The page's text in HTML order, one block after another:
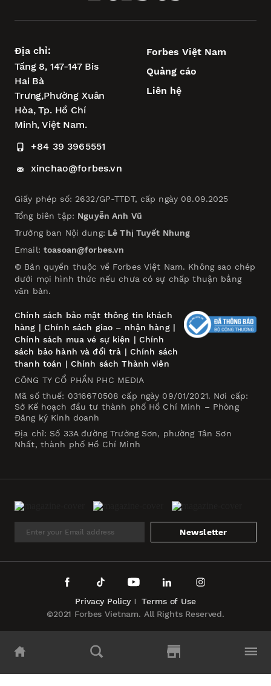
Địa chỉ:
Tầng 8, 147-147 Bis
Hai Bà
Trưng,Phường Xuân
Hòa,Tp. Hồ Chí
Minh, Việt Nam.
+84 39 3965551
xinchao@forbes.vn
Forbes Việt Nam
Quảng cáo
Liên hệ
Giấy phép số: 2632/GP-TTĐT, cấp ngày 08.09.2025
Tổng biên tập: Nguyễn Anh Vũ
Trưởng ban Nội dung: Lê Thị Tuyết Nhung
Email: toasoan@forbes.vn
© Bản quyền thuộc về Forbes Việt Nam. Không sao chép
dưới mọi hình thức nếu chưa có sự chấp thuận bằng
văn bản.
Chính sách bảo mật thông tin khách
hàng | Chính sách giao – nhận hàng|
Chính sách mua vé sự kiện | Chính
sách bảo hành và đổi trả | Chính sách
thanh toán | Chính sách Thành viên
CÔNG TY CỔ PHẦN PHC MEDIA
Mã số thuế: 0316670508 cấp ngày 09/01/2021. Nơi cấp:
Sở Kế hoạch đầu tư thành phố Hồ Chí Minh – Phòng
Đăng ký Kinh doanh
Địa chỉ: Số 33A đường Trường Sơn, phường Tân Sơn
Nhất, thành phố Hồ Chí Minh
Newsletter
©2021 Forbes Vietnam. All Rights Reserved.
Privacy Policy Terms of Use